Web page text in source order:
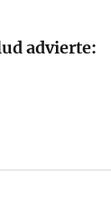
advierte: